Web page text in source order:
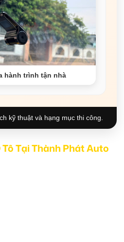
hành trình tận nhà
kỹ thuật và hạng mục thi công.
Tại Thành Phát Auto